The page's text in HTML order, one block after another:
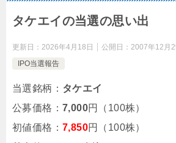
タケエイの当選の思い出
更新日： 2026年4月18日 公開日： 2007年12月
IPO当選報告
当選銘柄： タケエイ
公募価格： 7,000円（100株）
初値価格： 7,850円（100株）